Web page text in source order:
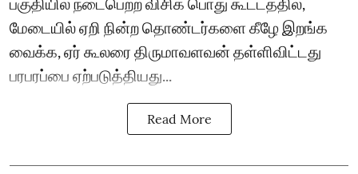
மேடையில் ஏறி நின்ற தொண்டர்களை கீழே இறங்க
வைக்க, ஏர் கூலரை திருமாவளவன் தள்ளிவிட்டது
பரபரப்பை ஏற்படுத்தியது...
Read More